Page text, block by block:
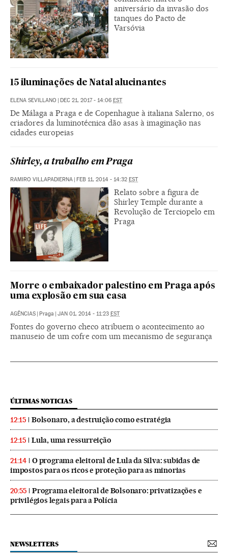
aniversário da invasão dos
tanques do Pacto de
Varsóvia
15 iluminações de Natal alucinantes
ELENA SEVILLANO DEC 21, 2017 - 14:06 EST
De Málaga a Praga e de Copenhague à italiana Salerno, os
criadores da luminotécnica dão asas à imaginação nas
cidades europeias
Shirley, a trabalho em Praga
RAMIRO VILLAPADIERNA FEB 11, 2014 - 14:32 EST
Relato sobre a figura de
Shirley Temple durante a
Revolução de Terciopelo em
Praga
Morre o embaixador palestino em Praga após
uma explosão em sua casa
AGÊNCIAS | Praga | JAN 01, 2014 - 11:23 EST
Fontes do governo checo atribuem o acontecimento ao
manuseio de um cofre com um mecanismo de segurança
ÚLTIMAS NOTICIAS
12:15 Bolsonaro, a destruição como estratégia
12:15 Lula, uma ressurreição
21:14
O programa eleitoral de Lula da Silva: subidas de
impostos para os ricos e proteção para as minorias
20:55
Programa eleitoral de Bolsonaro: privatizações e
privilégios legais para a Polícia
NEWSLETTERS